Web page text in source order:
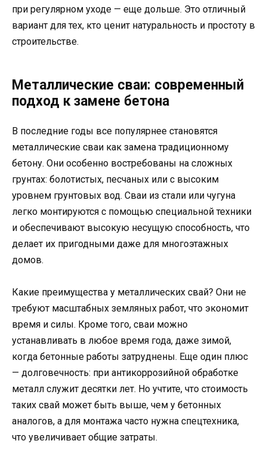
при регулярном уходе — еще дольше. Это отличный
вариант для тех, кто ценит натуральность и простоту в
строительстве.
Металлические сваи: современный
подход к замене бетона
В последние годы все популярнее становятся
металлические сваи как замена традиционному
бетону. Они особенно востребованы на сложных
грунтах: болотистых, песчаных или с высоким
уровнем грунтовых вод. Сваи из стали или чугуна
легко монтируются с помощью специальной техники
и обеспечивают высокую несущую способность, что
делает их пригодными даже для многоэтажных
домов.
Какие преимущества у металлических свай? Они не
требуют масштабных земляных работ, что экономит
время и силы. Кроме того, сваи можно
устанавливать в любое время года, даже зимой,
когда бетонные работы затруднены. Еще один плюс
— долговечность: при антикоррозийной обработке
металл служит десятки лет. Но учтите, что стоимость
таких свай может быть выше, чем у бетонных
аналогов, а для монтажа часто нужна спецтехника,
что увеличивает общие затраты.